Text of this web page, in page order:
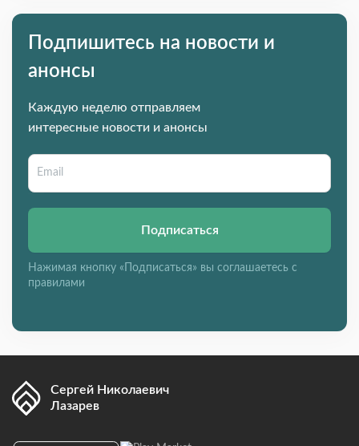
Подпишитесь на новости и
анонсы
Каждую неделю отправляем
интересные новости и анонсы
Подписаться
Нажимая кнопку «Подписаться» вы соглашаетесь с
правилами
Сергей Николаевич
Лазарев